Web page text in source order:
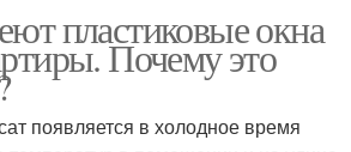
пластиковые окна
Почему это
появляется в холодное время